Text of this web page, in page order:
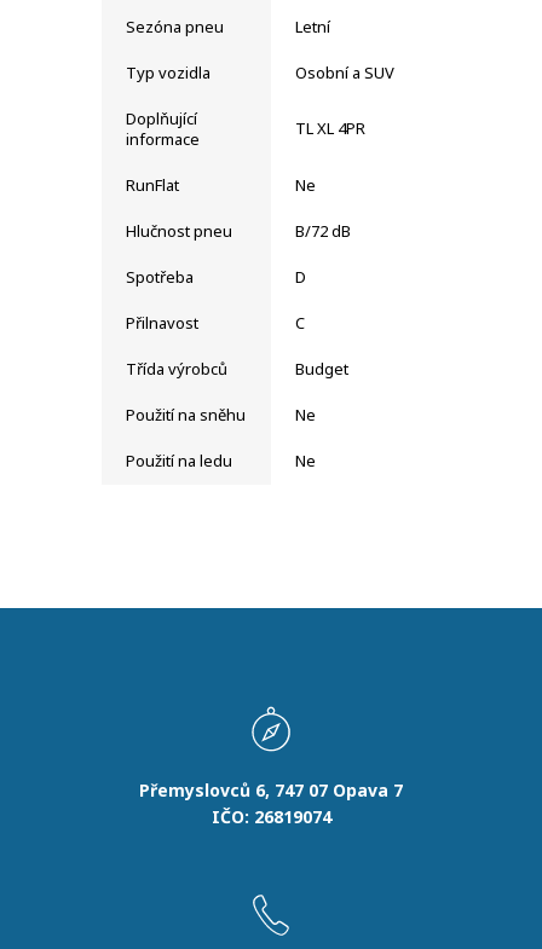
Sezóna pneu Letní
Typ vozidla Osobní a SUV
Doplňující
informace
TL XL 4PR
RunFlat Ne
Hlučnost pneu B/72 dB
Spotřeba D
Přilnavost C
Třída výrobců Budget
Použití na sněhu Ne
Použití na ledu Ne
Přemyslovců 6, 747 07 Opava 7
IČO: 26819074